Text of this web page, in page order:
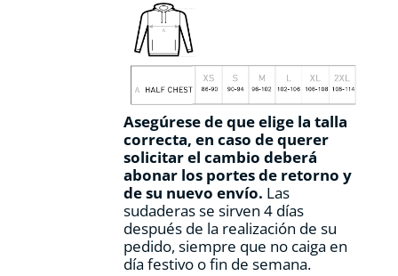
Asegúrese de que elige la talla
correcta, en caso de querer
solicitar el cambio deberá
abonar los portes de retorno y
de su nuevo envío. Las
sudaderas se sirven 4 días
después de la realización de su
pedido, siempre que no caiga en
día festivo o fin de semana.